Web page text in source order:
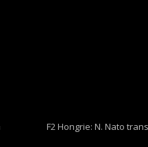
F2 Hongrie: N. Nato